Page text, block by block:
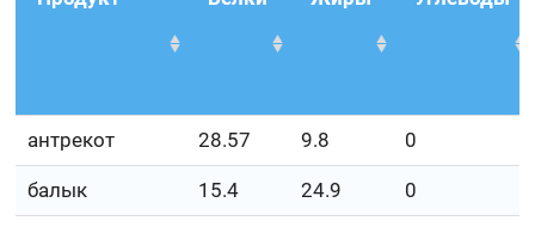
антрекот 28.57 9.8 0
балык 15.4 24.9 0